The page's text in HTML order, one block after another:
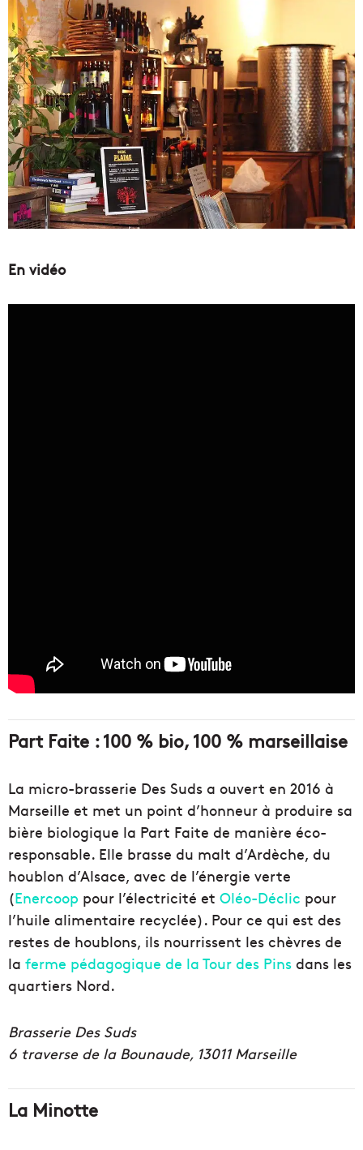
En vidéo
Part Faite : 100 % bio, 100 % marseillaise
La micro-brasserie Des Suds a ouvert en 2016 à
Marseille et met un point d’honneur à produire sa
bière biologique la Part Faite de manière éco-
responsable. Elle brasse du malt d’Ardèche, du
houblon d’Alsace, avec de l’énergie verte
(Enercoop pour l’électricité et Oléo-Déclic pour
l’huile alimentaire recyclée). Pour ce qui est des
restes de houblons, ils nourrissent les chèvres de
la ferme pédagogique de la Tour des Pins dans les
quartiers Nord.
Brasserie Des Suds
6 traverse de la Bounaude, 13011 Marseille
La Minotte